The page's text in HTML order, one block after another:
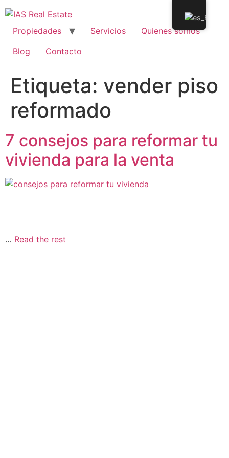
Propiedades Servicios
Quienes somos
Blog
Contacto
Etiqueta: vender piso
reformado
7 consejos para reformar tu
vivienda para la venta
… Read the rest